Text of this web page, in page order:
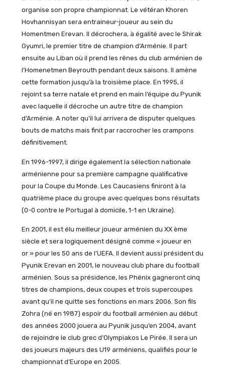
organise son propre championnat. Le vétéran Khoren
Hovhannisyan sera entraineur-joueur au sein du
Homentmen Erevan. Il décrochera, à égalité avec le Shirak
Gyumri, le premier titre de champion d’Arménie. Il part
ensuite au Liban où il prend les rênes du club arménien de
l’Homenetmen Beyrouth pendant deux saisons. Il amène
cette formation jusqu’à la troisième place. En 1995, il
rejoint sa terre natale et prend en main l’équipe du Pyunik
avec laquelle il décroche un autre titre de champion
d’Arménie. A noter qu’il lui arrivera de disputer quelques
bouts de matchs mais finit par raccrocher les crampons
définitivement.
En 1996-1997, il dirige également la sélection nationale
arménienne pour sa première campagne qualificative
pour la Coupe du Monde. Les Caucasiens finiront à la
quatrième place du groupe avec quelques bons résultats
(0-0 contre le Portugal à domicile, 1-1 en Ukraine).
En 2001, il est élu meilleur joueur arménien du XX ème
siècle et sera logiquement désigné comme « joueur en
or » pour les 50 ans de l’UEFA. Il devient aussi président du
Pyunik Erevan en 2001, le nouveau club phare du football
arménien. Sous sa présidence, les Phénix gagneront cinq
titres de champions, deux coupes et trois supercoupes
avant qu’il ne quitte ses fonctions en mars 2006. Son fils
Zohra (né en 1987) espoir du football arménien au début
des années 2000 jouera au Pyunik jusqu’en 2004, avant
de rejoindre le club grec d’Olympiakos Le Pirée. Il sera un
des joueurs majeurs des U19 arméniens, qualifiés pour le
championnat d’Europe en 2005.